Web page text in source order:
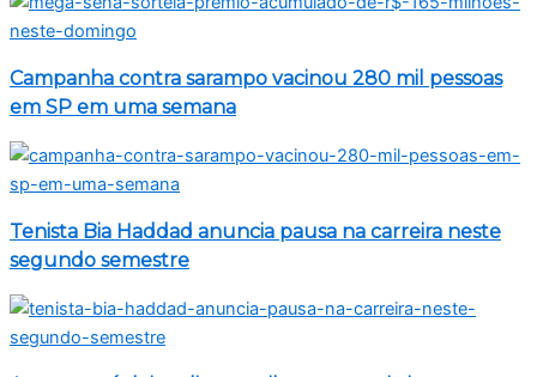
Campanha contra sarampo vacinou 280 mil pessoas
em SP em uma semana
Tenista Bia Haddad anuncia pausa na carreira neste
segundo semestre